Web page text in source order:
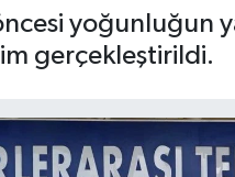
yoğunluğun
gerçekleştirildi.